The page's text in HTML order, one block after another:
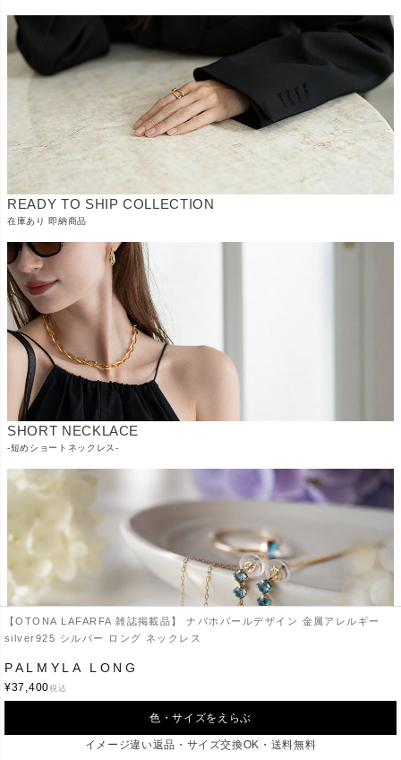
【OTONA LAFARFA 雑誌掲載品】 ナバホパールデザイン 金属アレルギー
silver925 シルバー ロング ネックレス
PALMYLA LONG
¥37,400税込
色・サイズをえらぶ
イメージ違い返品・サイズ交換OK・送料無料
READY TO SHIP COLLECTION
在庫あり 即納商品
SHORT NECKLACE
-短めショートネックレス-
-気分を上げるカラーストーンジュエリー-